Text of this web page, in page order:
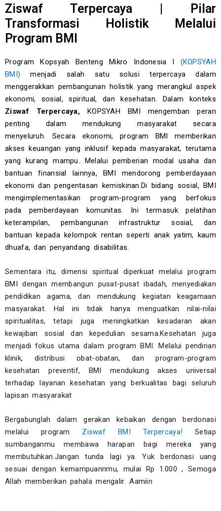
Ziswaf Terpercaya | Pilar
Transformasi Holistik Melalui
Program BMI
Program Kopsyah Benteng Mikro Indonesia l (KOPSYAH
BMI) menjadi salah satu solusi terpercaya dalam
menggerakkan pembangunan holistik yang merangkul aspek
ekonomi, sosial, spiritual, dan kesehatan. Dalam konteks
Ziswaf Terpercaya, KOPSYAH BMI mengemban peran
penting dalam mendukung masyarakat secara
menyeluruh. Secara ekonomi, program BMI memberikan
akses keuangan yang inklusif kepada masyarakat, terutama
yang kurang mampu. Melalui pemberian modal usaha dan
bantuan finansial lainnya, BMI mendorong pemberdayaan
ekonomi dan pengentasan kemiskinan.Di bidang sosial, BMI
mengimplementasikan program-program yang berfokus
pada pemberdayaan komunitas. Ini termasuk pelatihan
keterampilan, pembangunan infrastruktur sosial, dan
bantuan kepada kelompok rentan seperti anak yatim, kaum
dhuafa, dan penyandang disabilitas.
Sementara itu, dimensi spiritual diperkuat melalui program
BMI dengan membangun pusat-pusat ibadah, menyediakan
pendidikan agama, dan mendukung kegiatan keagamaan
masyarakat. Hal ini tidak hanya menguatkan nilai-nilai
spiritualitas, tetapi juga meningkatkan kesadaran akan
kewajiban sosial dan kepedulian sesama.Kesehatan juga
menjadi fokus utama dalam program BMI. Melalui pendirian
klinik, distribusi obat-obatan, dan program-program
kesehatan preventif, BMI mendukung akses universal
terhadap layanan kesehatan yang berkualitas bagi seluruh
lapisan masyarakat
Bergabunglah dalam gerakan kebaikan dengan berdonasi
melalui program Ziswaf BMI Terpercaya!Setiap
sumbanganmu membawa harapan bagi mereka yang
membutuhkan.Jangan tunda lagi ya. Yuk berdonasi uang
sesuai dengan kemampuannmu, mulai Rp 1.000 , Semoga
Allah memberikan pahala mengalir. Aamiin